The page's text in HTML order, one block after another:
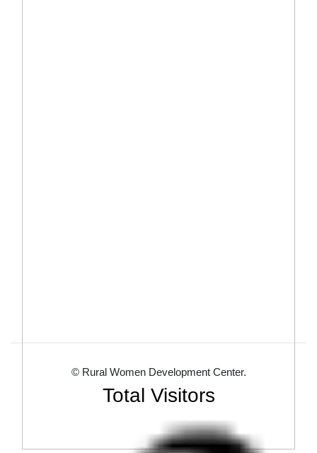
© Rural Women Development Center.
Total Visitors